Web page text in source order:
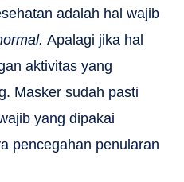
adalah hal wajib
Apalagi jika hal
aktivitas yang
Masker sudah pasti
yang dipakai
pencegahan penularan